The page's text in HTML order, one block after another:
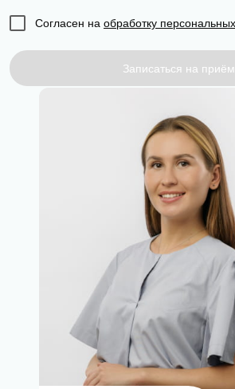
Согласен на обработку
Записаться на приём